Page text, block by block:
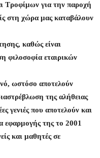
Τροφίμων για την παροχή
στη χώρα μας καταβάλουν
καθώς είναι
φιλοσοφία εταιρικών
ωστόσο αποτελούν
της αλήθειας
γενιές που αποτελούν και
εφαρμογής της το 2001
και μαθητές σε